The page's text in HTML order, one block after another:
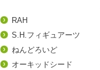
RAH
S.H.フィギュアーツ
ねんどろいど
オーキッドシード